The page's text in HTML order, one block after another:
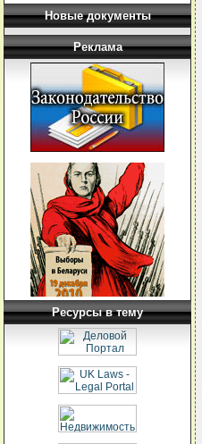
Новые документы
Реклама
Ресурсы в тему